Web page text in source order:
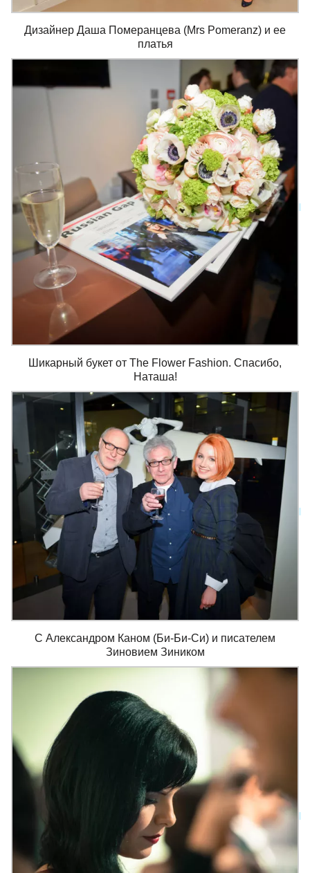
Дизайнер Даша Померанцева (Mrs Pomeranz) и ее
платья
Шикарный букет от The Flower Fashion. Спасибо,
Наташа!
С Александром Каном (Би-Би-Си) и писателем
Зиновием Зиником